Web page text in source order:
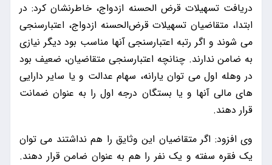
دریافت تسهیلات قرض الحسنه ازدواج، خاطرنشان کرد: در
ابتدا، متقاضیان تسهیلات قرض‌الحسنه ازدواج، اعتبارسنجی
می شوند و اگر رتبه اعتبارسنجی آنها مناسب بود دیگر نیازی
به ضامن ندارند. چنانچه اعتبارسنجی متقاضیان، ضعیف بود
در وهله اول می توان یارانه، سهام عدالت و یا سایر دارایی
های مالی آنها و یا بستگان درجه اول را به عنوان ضمانت
قرار دهند.
وی افزود: اگر متقاضیان این وثایق را هم نداشتند می توان
یک فقره سفته و یک نفر را هم به عنوان ضامن قرار دهند.